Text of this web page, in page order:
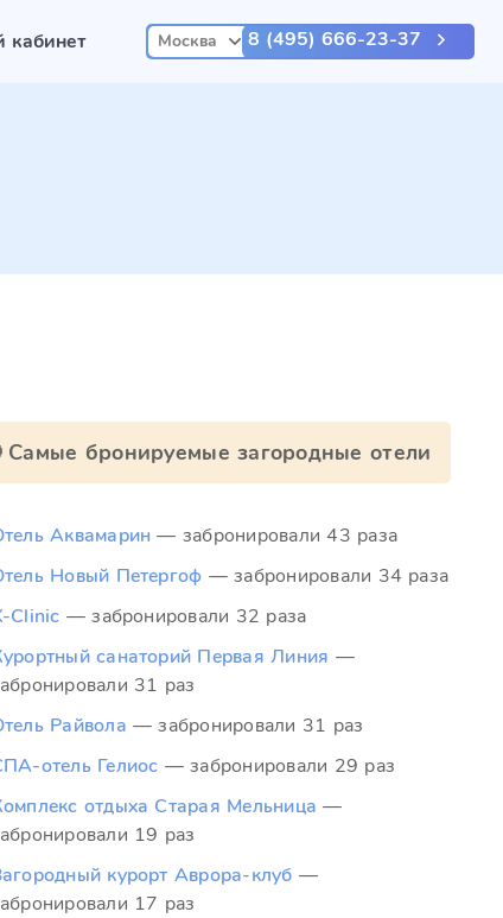
кабинет Москва 8 (495) 666-23-37
Самые бронируемые загородные отели
Аквамарин — забронировали 43 раза
Новый Петергоф — забронировали 34 раза
Clinic — забронировали 32 раза
санаторий Первая Линия —
31 раз
Райвола — забронировали 31 раз
отель Гелиос — забронировали 29 раз
отдыха Старая Мельница —
19 раз
курорт Аврора-клуб —
17 раз